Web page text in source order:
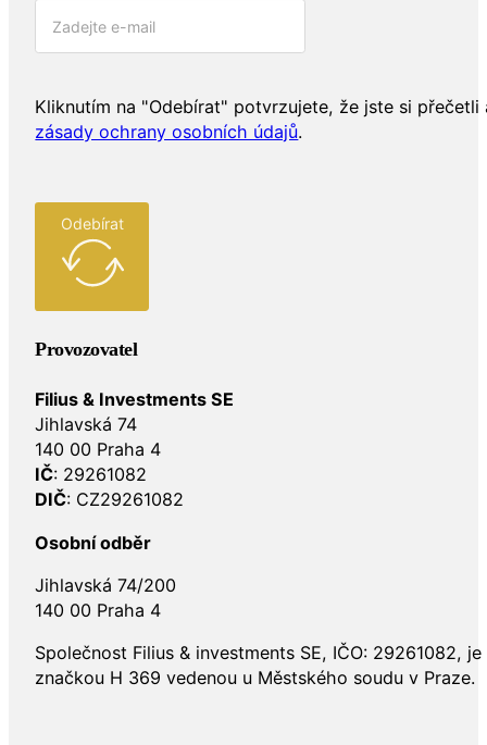
Kliknutím na "Odebírat" potvrzujete, že jste si přečetli
zásady ochrany osobních údajů.
Odebírat
Provozovatel
Filius & Investments SE
Jihlavská 74
140 00 Praha 4
IČ: 29261082
DIČ: CZ29261082
Osobní odběr
Jihlavská 74/200
140 00 Praha 4
Společnost Filius & investments SE, IČO: 29261082,
značkou H 369 vedenou u Městského soudu v Praze.